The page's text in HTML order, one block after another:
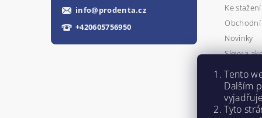
info@prodenta.cz
+420605756950
Ke stažení
Novinky
Slevy a
Kontakty
Napište
Tento
Dalším
Tyto